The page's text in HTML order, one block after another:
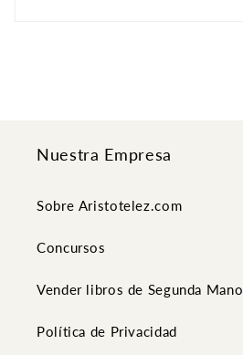
Nuestra Empresa
Sobre Aristotelez.com
Concursos
Vender libros de Segunda Mano
Política de Privacidad